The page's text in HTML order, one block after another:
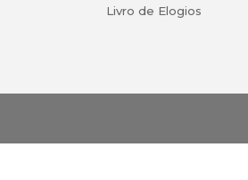
Livro de Elogios